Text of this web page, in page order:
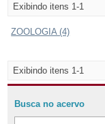
Exibindo itens 1-1
ZOOLOGIA (4)
Exibindo itens 1-1
Busca no acervo